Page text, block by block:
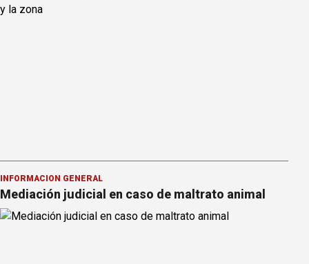
INFORMACION GENERAL
Mediación judicial en caso de maltrato animal